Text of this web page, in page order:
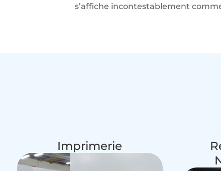
s’affiche incontestablement
Imprimerie